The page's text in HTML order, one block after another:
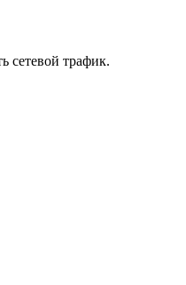
сетевой трафик.